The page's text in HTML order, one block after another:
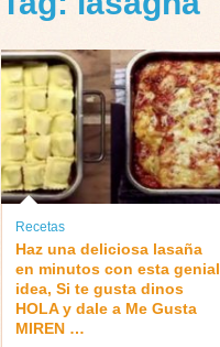
Recetas
Haz una deliciosa lasaña
en minutos con esta genial
idea, Si te gusta dinos
HOLA y dale a Me Gusta
MIREN …